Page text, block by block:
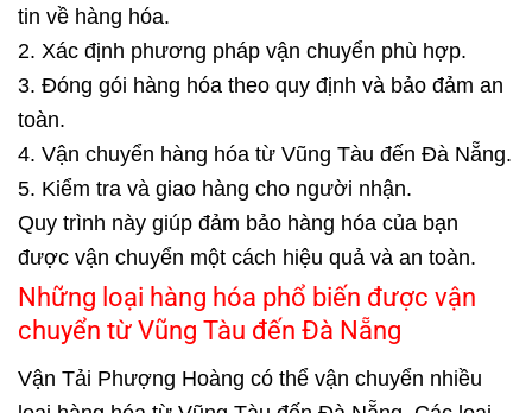
tin về hàng hóa.
2. Xác định phương pháp vận chuyển phù hợp.
3. Đóng gói hàng hóa theo quy định và bảo đảm an
toàn.
4. Vận chuyển hàng hóa từ Vũng Tàu đến Đà Nẵng.
5. Kiểm tra và giao hàng cho người nhận.
Quy trình này giúp đảm bảo hàng hóa của bạn
được vận chuyển một cách hiệu quả và an toàn.
Những loại hàng hóa phổ biến được vận
chuyển từ Vũng Tàu đến Đà Nẵng
Vận Tải Phượng Hoàng có thể vận chuyển nhiều